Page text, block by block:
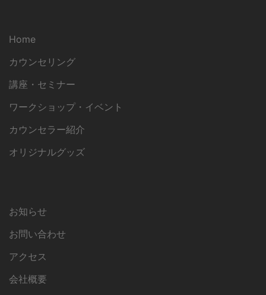
Home
カウンセリング
講座・セミナー
ワークショップ・イベント
カウンセラー紹介
オリジナルグッズ
お知らせ
お問い合わせ
アクセス
会社概要